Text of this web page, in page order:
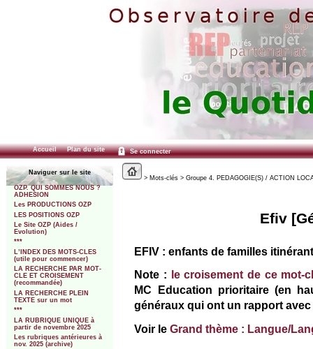
Accueil Plan du site Se connecter
Naviguer sur le site
OZP. QUI SOMMES NOUS ?
ADHESION
Les PRODUCTIONS OZP
LES POSITIONS OZP
Le Site OZP (Aides /
Evolution)
***
L’INDEX DES MOTS-CLES
(utile pour commencer)
LA RECHERCHE PAR MOT-
CLE ET CROISEMENT
(recommandée)
LA RECHERCHE PLEIN
TEXTE sur un mot
***
LA RUBRIQUE UNIQUE à
partir de novembre 2025
Les rubriques antérieures à
nov. 2025 (archive)
> Mots-clés > Groupe 4. PEDAGOGIE(S) / ACTION
Efiv
EFIV : enfants de familles
Note : le croisement de ce mot-
MC Education prioritaire (en
généraux qui ont un rapport avec
Voir leGrand thème : Langue/